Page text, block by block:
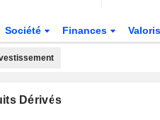
Société Finances
Dérivés